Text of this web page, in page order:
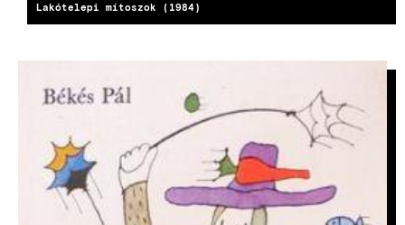
Lakótelepi mítoszok (1984)
KÉP